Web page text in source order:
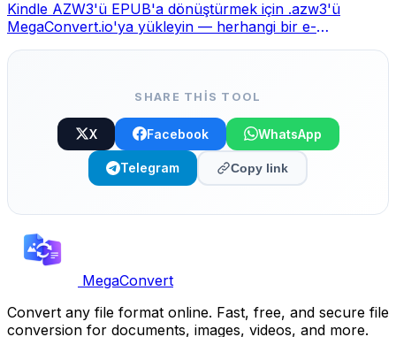
Kindle AZW3'ü EPUB'a dönüştürmek için .azw3'ü
MegaConvert.io'ya yükleyin — herhangi bir e-
SHARE THIS TOOL
X Facebook WhatsApp
Telegram Copy link
MegaConvert
Convert any file format online. Fast, free, and secure file
conversion for documents, images, videos, and more.